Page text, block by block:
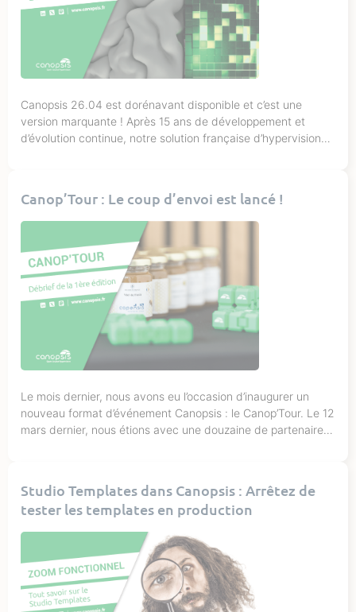
Canopsis 26.04 est dorénavant disponible et c’est une
version marquante ! Après 15 ans de développement et
d’évolution continue, notre solution française d’hypervision
Introduction de l’IA au sein de […]
Canop’Tour : Le coup d’envoi est lancé !
Le mois dernier, nous avons eu l’occasion d’inaugurer un
nouveau format d’événement Canopsis : le Canop’Tour. Le 12
mars dernier, nous étions avec une douzaine de partenaires
Studio Templates dans Canopsis : Arrêtez de
tester les templates en production